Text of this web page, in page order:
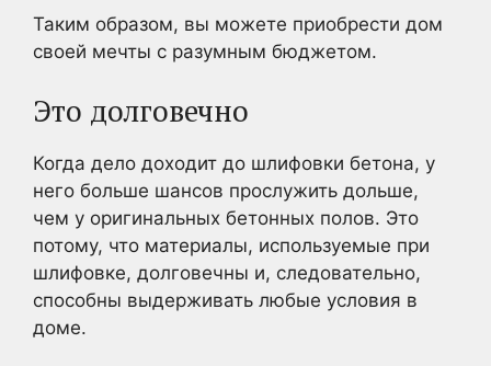
Таким образом, вы можете приобрести дом
своей мечты с разумным бюджетом.
Это долговечно
Когда дело доходит до шлифовки бетона, у
него больше шансов прослужить дольше,
чем у оригинальных бетонных полов. Это
потому, что материалы, используемые при
шлифовке, долговечны и, следовательно,
способны выдерживать любые условия в
доме.